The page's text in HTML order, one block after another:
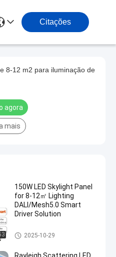
Citações
8-12 m2 para iluminação de
agora
mais
150W LED Skylight Panel
for 8-12㎡ Lighting
DALI/Mesh5.0 Smart
Driver Solution
Painel de clarabóia LED
2025-10-29